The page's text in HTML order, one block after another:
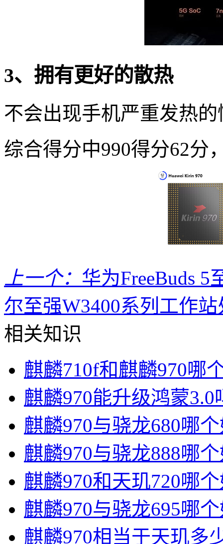
3、拥有更好的散热
不会出现手机严重发热的
综合得分中990得分62分
上一个： 华为FreeBuds 5
尔至强W3400系列工作
相关知识
麒麟710f和麒麟970哪
麒麟970能升级鸿蒙3.0
麒麟970与骁龙680哪
麒麟970与骁龙888哪
麒麟970和天玑720哪
麒麟970与骁龙695哪
麒麟970相当于天玑多